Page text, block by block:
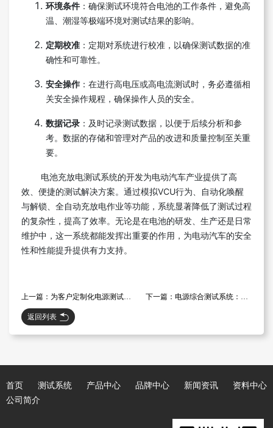
环境条件 ：确保测试环境符合电池的工作条件，避免高
温、潮湿等极端环境对测试结果的影响。
定期校准 ：定期对系统进行校准，以确保测试数据的准
确性和可靠性。
安全操作 ：在进行高电压或高电流测试时，务必遵循相
关安全操作规程，确保操作人员的安全。
数据记录 ：及时记录测试数据，以便于后续分析和参
考。数据的存储和管理对产品的改进和质量控制至关重
要。
电池充放电测试系统的开发为电动汽车产业提供了高
效、便捷的测试解决方案。通过模拟VCU行为、自动化唤醒
与解锁、全自动充放电作业等功能，系统显著降低了测试过程
的复杂性，提高了效率。无论是在电池的研发、生产还是日常
维护中，这一系统都能发挥出重要的作用，为电动汽车的安全
性和性能提升提供有力支持。
上一篇：为客户定制化电源测试系统：多样化硬件选择与开放式软件架构的结合 下一篇：电源综合测试系统：针对光伏组件、灯泡老化及电机测试的专用解决方案
返回列表
首页 测试系统 产品中心 品牌中心 新闻资讯
资料中心
公司简介